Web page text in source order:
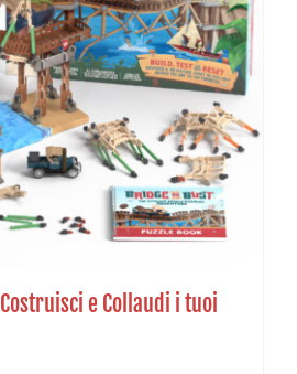
e Collaudi i tuoi